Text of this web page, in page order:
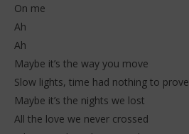
On me
Ah
Ah
Maybe it’s the way you move
Slow lights, time had nothing to prove
Maybe it’s the nights we lost
All the love we never crossed